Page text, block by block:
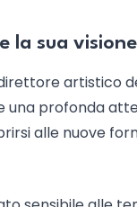
la sua
artistico
profonda
alle nuove